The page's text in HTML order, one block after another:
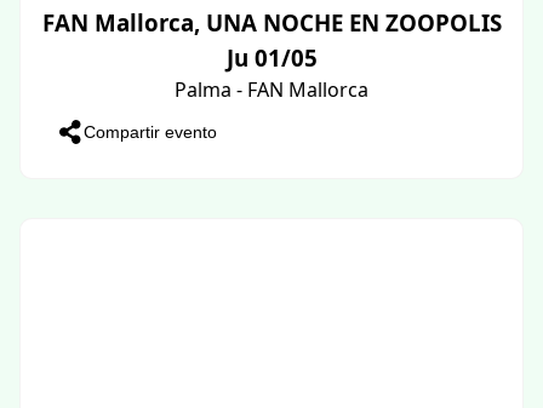
FAN Mallorca, UNA NOCHE EN ZOOPOLIS
Ju 01/05
Palma - FAN Mallorca
Compartir evento